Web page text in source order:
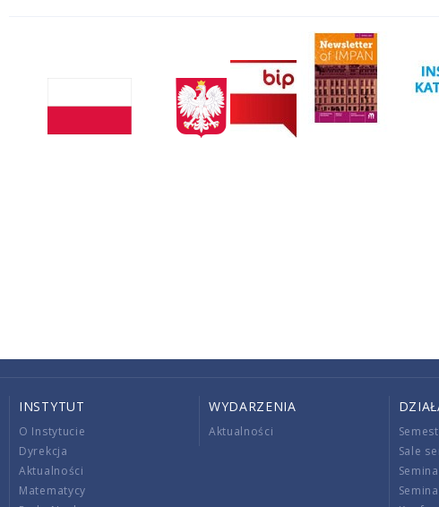
INSTYTUT
O Instytucie
Dyrekcja
Aktualności
Matematycy
WYDARZENIA
Aktualności
Sale